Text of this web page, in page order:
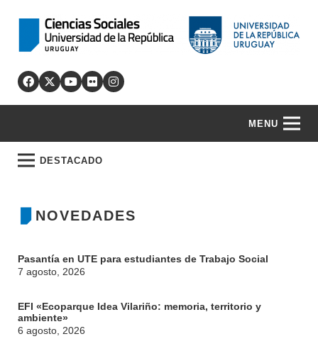
MENU
DESTACADO
NOVEDADES
Pasantía en UTE para estudiantes de Trabajo Social
7 agosto, 2026
EFI «Ecoparque Idea Vilariño: memoria, territorio y
ambiente»
6 agosto, 2026